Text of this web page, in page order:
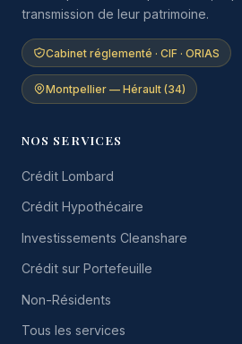
transmission de leur patrimoine.
Cabinet réglementé · CIF · ORIAS
Montpellier — Hérault (34)
NOS SERVICES
Crédit Lombard
Crédit Hypothécaire
Investissements Cleanshare
Crédit sur Portefeuille
Non-Résidents
Tous les services